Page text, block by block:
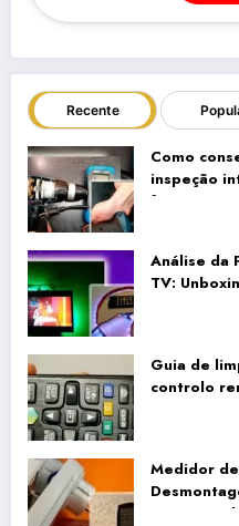
Recente
Como
inspeção
fiação
Análise da
TV:
Guia de
controlo
Medidor
Desempenho